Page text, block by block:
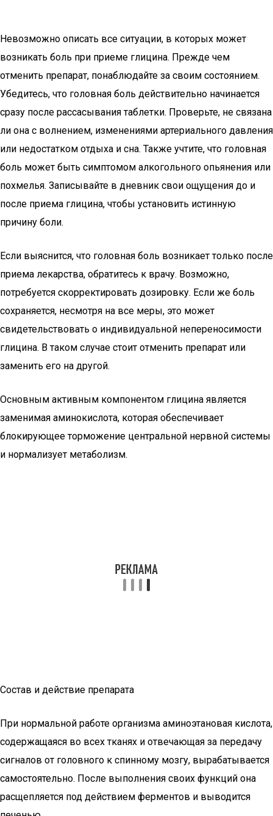
Невозможно описать все ситуации, в которых может
возникать боль при приеме глицина. Прежде чем
отменить препарат, понаблюдайте за своим состоянием.
Убедитесь, что головная боль действительно начинается
сразу после рассасывания таблетки. Проверьте, не связана
ли она с волнением, изменениями артериального давления
или недостатком отдыха и сна. Также учтите, что головная
боль может быть симптомом алкогольного опьянения или
похмелья. Записывайте в дневник свои ощущения до и
после приема глицина, чтобы установить истинную
причину боли.
Если выяснится, что головная боль возникает только после
приема лекарства, обратитесь к врачу. Возможно,
потребуется скорректировать дозировку. Если же боль
сохраняется, несмотря на все меры, это может
свидетельствовать о индивидуальной непереносимости
глицина. В таком случае стоит отменить препарат или
заменить его на другой.
Основным активным компонентом глицина является
заменимая аминокислота, которая обеспечивает
блокирующее торможение центральной нервной системы
и нормализует метаболизм.
Состав и действие препарата
При нормальной работе организма аминоэтановая кислота,
содержащаяся во всех тканях и отвечающая за передачу
сигналов от головного к спинному мозгу, вырабатывается
самостоятельно. После выполнения своих функций она
расщепляется под действием ферментов и выводится